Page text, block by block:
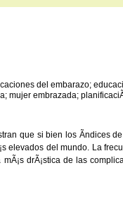
del embarazo;
mujer embrazada;
que si bien los Ã­ndices
elevados del mundo. La
drÃ¡stica de las